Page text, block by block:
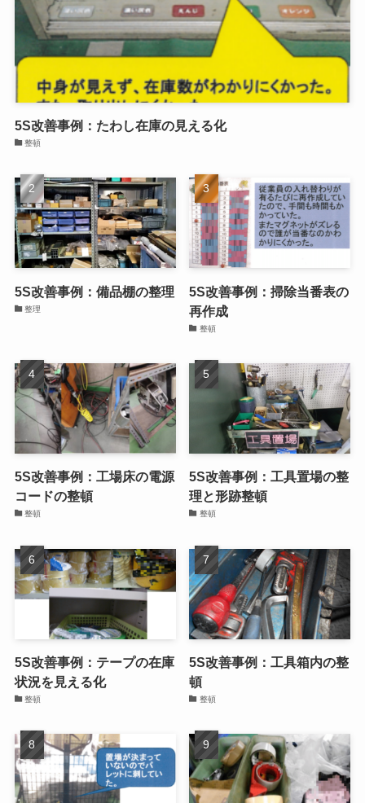
5S改善事例：たわし在庫の見える化
整頓
5S改善事例：備品棚の整理
整理
5S改善事例：掃除当番表の
再作成
整頓
5S改善事例：工場床の電源
コードの整頓
整頓
5S改善事例：工具置場の整
理と形跡整頓
整頓
5S改善事例：テープの在庫
状況を見える化
整頓
5S改善事例：工具箱内の整
頓
整頓